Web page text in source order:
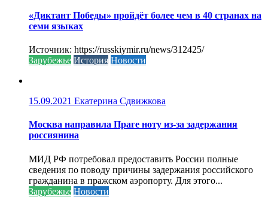
«Диктант Победы» пройдёт более чем в 40 странах на
семи языках
Источник: https://russkiymir.ru/news/312425/
Зарубежье История Новости
15.09.2021 Екатерина Сдвижкова
Москва направила Праге ноту из-за задержания
россиянина
МИД РФ потребовал предоставить России полные
сведения по поводу причины задержания российского
гражданина в пражском аэропорту. Для этого...
Зарубежье Новости